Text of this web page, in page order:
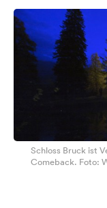
Schloss Bruck ist
Comeback. Foto: